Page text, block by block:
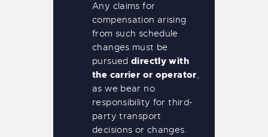
Any claims for
compensation arising
from such schedule
changes must be
pursueddirectly with
the carrier or operator,
as we bear no
responsibility for third-
party transport
decisions or changes.